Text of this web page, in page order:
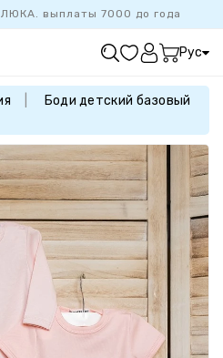
выплаты 7000 до года
Рус
Боди детский базовый